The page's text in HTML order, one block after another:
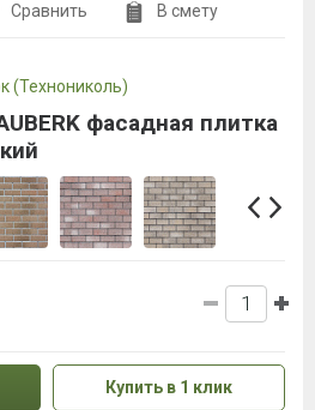
Сравнить В смету
(Технониколь)
фасадная плитка
Купить в 1 клик